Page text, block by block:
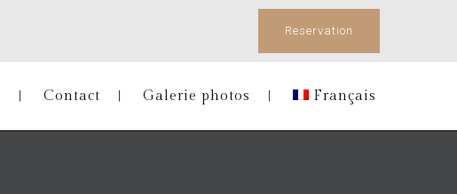
Reservation
Contact Galerie photos Français